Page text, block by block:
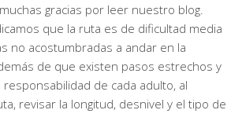
gracias por leer nuestro blog.
que la ruta es de dificultad media
no acostumbradas a andar en la
de que existen pasos estrechos y
responsabilidad de cada adulto, al
revisar la longitud, desnivel y el tipo de